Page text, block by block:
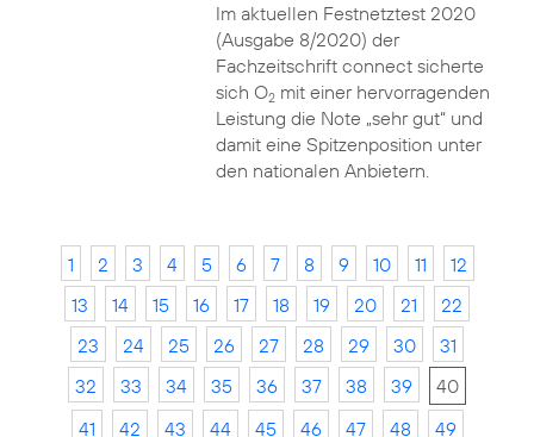
Im aktuellen Festnetztest 2020
(Ausgabe 8/2020) der
Fachzeitschrift connect sicherte
sich O2mit einer hervorragenden
Leistung die Note „sehr gut“ und
damit eine Spitzenposition unter
den nationalen Anbietern.
1 2 3 4 5 6 7 8 9 10 11
12
13
14 15 16 17 18 19 20 21
22
23
24 25 26 27 28 29 30
31
32
33 34 35 36 37 38 39
40
41
42 43 44 45 46 47 48 49